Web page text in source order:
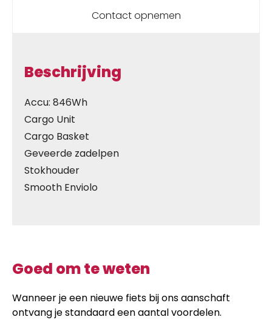
Contact opnemen
Beschrijving
Accu: 846Wh
Cargo Unit
Cargo Basket
Geveerde zadelpen
Stokhouder
Smooth Enviolo
Goed om te weten
Wanneer je een nieuwe fiets bij ons aanschaft
ontvang je standaard een aantal voordelen.